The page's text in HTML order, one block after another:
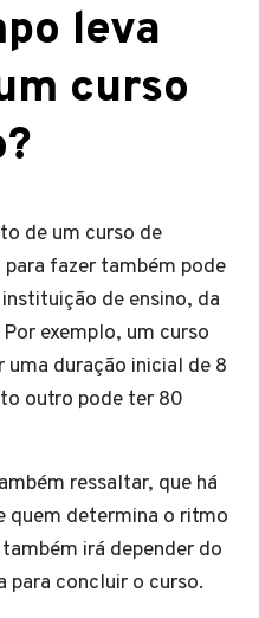
leva
curso
de um curso de
fazer também pode
de ensino, da
exemplo, um curso
duração inicial de 8
outro pode ter 80
ressaltar, que há
quem determina o ritmo
irá depender do
para concluir o curso.